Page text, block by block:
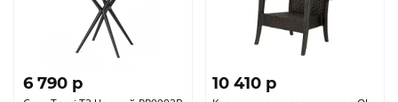
6 790 p 10 410 p